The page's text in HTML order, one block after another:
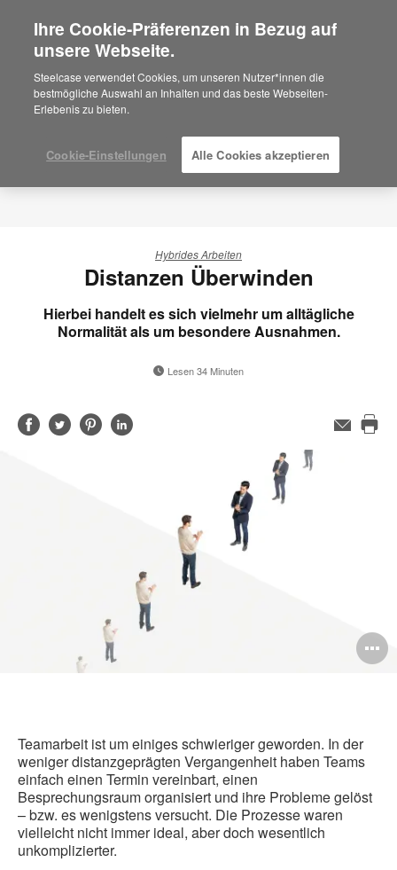
Are you in United States?
Would you like to see Products we sell in
your region?
Americas
Español
Hybrides Arbeiten
Distanzen Überwinden
Hierbei handelt es sich vielmehr um alltägliche
Normalität als um besondere Ausnahmen.
Lesen 34 Minuten
AufAufAufAuf
E-
Teamarbeit ist um einiges schwieriger geworden. In der
weniger distanzgeprägten Vergangenheit haben Teams
einfach einen Termin vereinbart, einen
Besprechungsraum organisiert und ihre Probleme gelöst
– bzw. es wenigstens versucht. Die Prozesse waren
vielleicht nicht immer ideal, aber doch wesentlich
unkomplizierter.
Ihre Cookie-Präferenzen in Bezug auf
unsere Webseite.
Steelcase verwendet Cookies, um unseren Nutzer*innen die
bestmögliche Auswahl an Inhalten und das beste Webseiten-
Erlebenis zu bieten.
Cookie-Einstellungen Alle Cookies akzeptieren